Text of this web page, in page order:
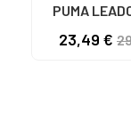
PUMA
BLANCAS 02
23,49 €